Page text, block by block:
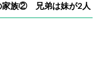
家族② 兄弟は妹が2人